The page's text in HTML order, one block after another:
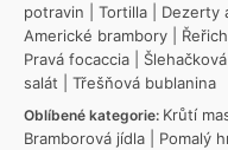
potravin
Tortilla Dezerty
Americké brambory
Pravá focaccia
salát
Třešňová bublanina
Oblíbené kategorie: Krůtí
Bramborová jídla
Pomalý